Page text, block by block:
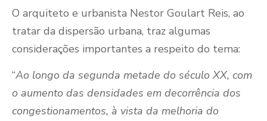
O arquiteto e urbanista Nestor Goulart Reis, ao
tratar da dispersão urbana, traz algumas
considerações importantes a respeito do tema:
“Ao longo da segunda metade do século XX, com
o aumento das densidades em decorrência dos
congestionamentos, à vista da melhoria do